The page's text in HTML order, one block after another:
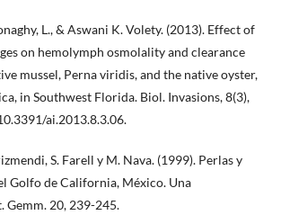
L., & Aswani K. Volety. (2013). Effect of
on hemolymph osmolality and clearance
mussel, Perna viridis, and the native oyster,
in Southwest Florida. Biol. Invasions, 8(3),
ai.2013.8.3.06.
S. Farell y M. Nava. (1999). Perlas y
Golfo de California, México. Una
Gemm. 20, 239-245.